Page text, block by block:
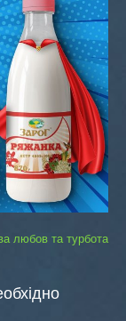
любов та турбота